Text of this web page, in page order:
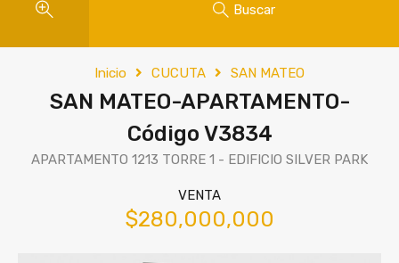
Buscar
Inicio CUCUTA SAN MATEO
SAN MATEO-APARTAMENTO-
Código V3834
APARTAMENTO 1213 TORRE 1 - EDIFICIO SILVER PARK
VENTA
$280,000,000